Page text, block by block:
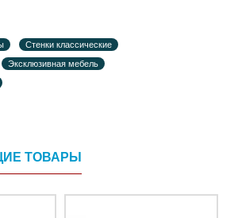
Стенки классические
Эксклюзивная мебель
ТОВАРЫ